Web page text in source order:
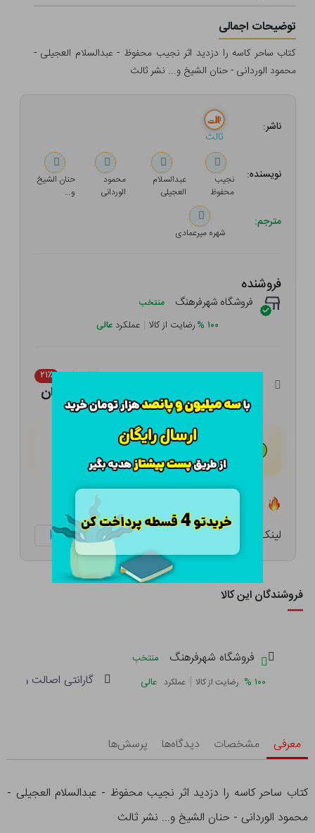
توضیحات اجمالی
کتاب ساحر کاسه را دزدید اثر نجیب محفوظ - عبدالسلام العجیلی -
محمود الوردانی - حنان الشیخ و... نشر ثالث
ناشر:
ثالث
نویسنده:
نجیب
محفوظ
عبدالسلام
العجیلی
محمود
الوردانی
حنان الشیخ
و...
مترجم:
شهره میرعمادی
فروشنده
فروشگاه شهرفرهنگ منتخب
۱۰۰ %رضایت از کالا | عملکرد عالی
۱۲۰,۰۰۰ تومان ۲۱٪
۹۴,۸۰۰ تومان
هـر قسط با تــرب‌پــی:
۴ قسط مــاهـانـه؛ بـدون سـود، چـک و ضـامـن
لینک کوتاه: ketabtala.com/sbp-53724
فروشندگان این کالا
فروشگاه شهرفرهنگ
منتخب
۱۰۰ % رضایت از کالا | عملکرد عالی گارانتی اصالت و
معرفی مشخصات دیدگاه‌ها پرسش‌ها
کتاب ساحر کاسه را دزدید اثر نجیب محفوظ - عبدالسلام العجیلی -
محمود الوردانی - حنان الشیخ و... نشر ثالث